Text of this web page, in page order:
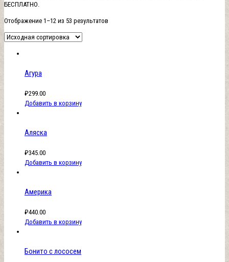
БЕСПЛАТНО.
Отображение 1–12 из 53 результатов
Агура
₽299.00
Добавить в корзину
Аляска
₽345.00
Добавить в корзину
Америка
₽440.00
Добавить в корзину
Бонито с лососем